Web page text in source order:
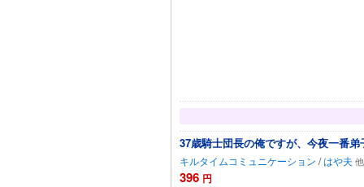
37歳騎士団長の俺ですが、今夜一番
キルタイムコミュニケーション /はや夫
396 円